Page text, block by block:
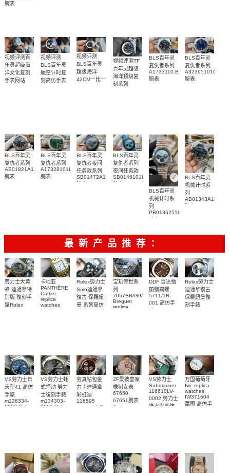
腕表
视频评测百
年灵超级海
洋文化复刻
手表网站
视频评测
BLS百年灵
航空计时复
刻高仿手表
AB012012.BB01.435X.A20BA.1
视频评测
BLS百年灵
超级海洋
42CM一比一
视频评测TF
百年灵超级
海洋顶级复
刻系列
BLS百年灵
复仇者系列
A1733110.BC30.169A
腕表
BLS百年灵
复仇者系列
A32395101C1X1
腕表
BLS百年灵
复仇者系列
AB01821A1B1X1
腕表
BLS百年灵
复仇者系列
A17328101L1X1
腕表
BLS百年灵
复仇者夜间
任务款系列
SB01472A1B1X1
BLS百年灵
复仇者系列
夜间任务款
SB0146101L1X1
BLS百年灵
机械计时系
列
PB0136251C1S1
BLS百年灵
机械计时系
列
AB01343A1L1A1
最新产品推荐：
劳力士大黄
蜂 迪通拿特
别版 復刻手
錶Rolex
卡地亚
PANTHÈRE
Cartier
replica
watches
Rolex勞力士
Solo迪通拿
復古 保羅紐
曼 系列高仿
宝玑传世系
列
7057BB/G9/9W6
Breguet
replica
DDF 百达翡
丽鹦鹉螺
5711/1R-
001 高仿手
Rolex勞力士
迪通拿復古
保羅紐曼復
刻手錶
VS劳力士日
志型41 高仿
手錶
m126334-
0002 Rolex
VS劳力士蚝
式恒动 勞力
士復刻手錶
m134303-
0001 Rolex
劳真钻包金
力士迪通拿
彩虹迪
116595
ZF爱彼皇家
橡树女表
67650
67651腕表
Audemars
VS劳力士
Submariner
116610LV-
0002 勞力士
綠水鬼高仿
万国葡萄牙
Iwc replica
watches
IW371604
萬國 高仿手